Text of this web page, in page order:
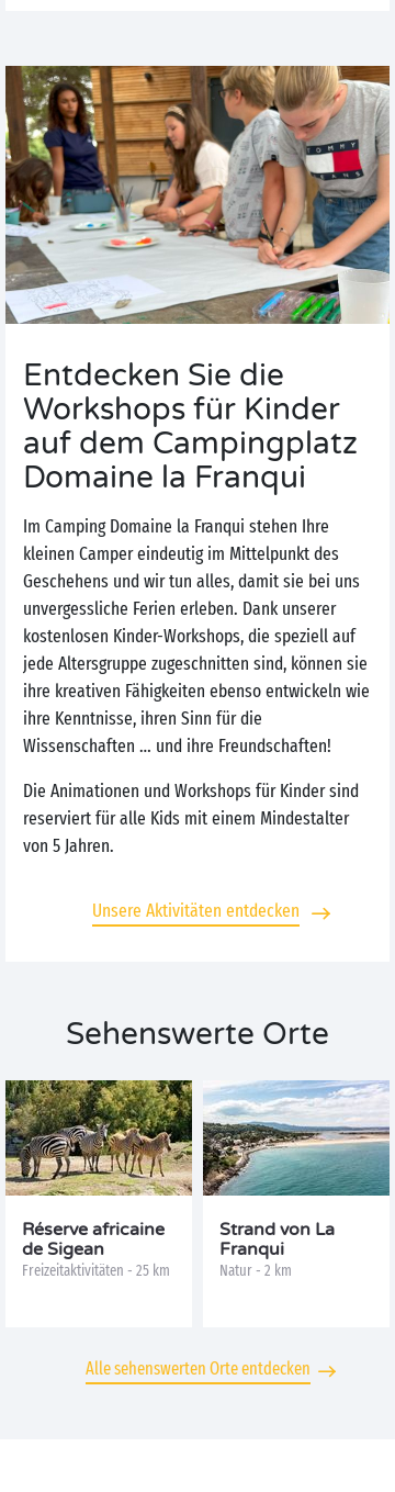
Entdecken Sie die
Workshops für Kinder
auf dem Campingplatz
Domaine la Franqui
Im Camping Domaine la Franqui stehen Ihre
kleinen Camper eindeutig im Mittelpunkt des
Geschehens und wir tun alles, damit sie bei uns
unvergessliche Ferien erleben. Dank unserer
kostenlosen Kinder-Workshops, die speziell auf
jede Altersgruppe zugeschnitten sind, können sie
ihre kreativen Fähigkeiten ebenso entwickeln wie
ihre Kenntnisse, ihren Sinn für die
Wissenschaften … und ihre Freundschaften!
Die Animationen und Workshops für Kinder sind
reserviert für alle Kids mit einem Mindestalter
von 5 Jahren.
Unsere Aktivitäten entdecken
Sehenswerte Orte
Réserve africaine
de Sigean
Freizeitaktivitäten - 25 km
Strand von La
Franqui
Natur - 2 km
Alle sehenswerten Orte entdecken